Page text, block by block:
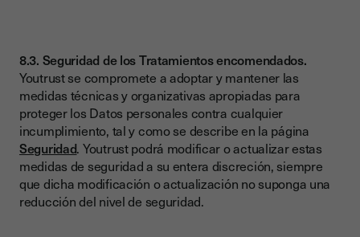
8.3. Seguridad de los Tratamientos encomendados.
Youtrust se compromete a adoptar y mantener las
medidas técnicas y organizativas apropiadas para
proteger los Datos personales contra cualquier
incumplimiento, tal y como se describe en la página
Seguridad. Youtrust podrá modificar o actualizar estas
medidas de seguridad a su entera discreción, siempre
que dicha modificación o actualización no suponga una
reducción del nivel de seguridad.